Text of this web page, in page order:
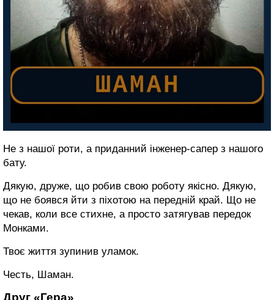
Не з нашої роти, а приданний інженер-сапер з нашого
бату.
Дякую, друже, що робив свою роботу якісно. Дякую,
що не боявся йти з піхотою на передній край. Що не
чекав, коли все стихне, а просто затягував передок
Монками.
Твоє життя зупинив уламок.
Честь, Шаман.
Друг «Гера»